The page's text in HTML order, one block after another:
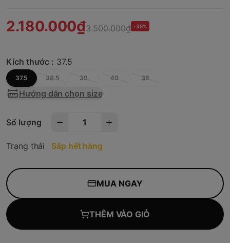
2.180.000₫3.500.000₫ -38%
Kích thước : 37.5
37.5 38.5 39 40 36
Hướng dẫn chọn size
Số lượng
Trạng thái Sắp hết hàng
MUA NGAY
THÊM VÀO GIỎ